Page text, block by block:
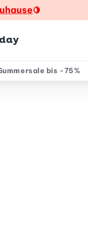
🍋
bis -75%